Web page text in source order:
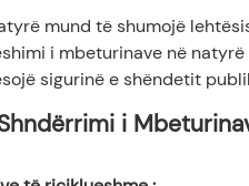
mund të shumojë
i mbeturinave në
sigurinë e shëndetit
i